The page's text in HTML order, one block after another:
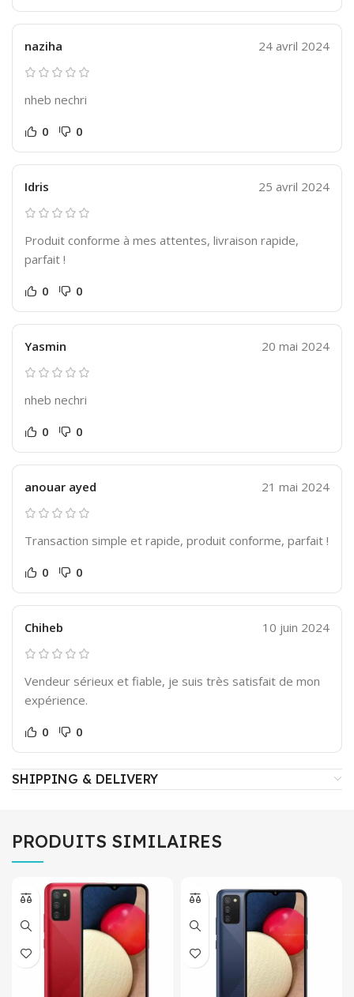
naziha 24 avril 2024
nheb nechri
0 0
Idris 25 avril 2024
Produit conforme à mes attentes, livraison rapide,
parfait !
0 0
Yasmin 20 mai 2024
nheb nechri
0 0
anouar ayed 21 mai 2024
Transaction simple et rapide, produit conforme, parfait !
0 0
Chiheb 10 juin 2024
Vendeur sérieux et fiable, je suis très satisfait de mon
expérience.
0 0
SHIPPING & DELIVERY
PRODUITS SIMILAIRES